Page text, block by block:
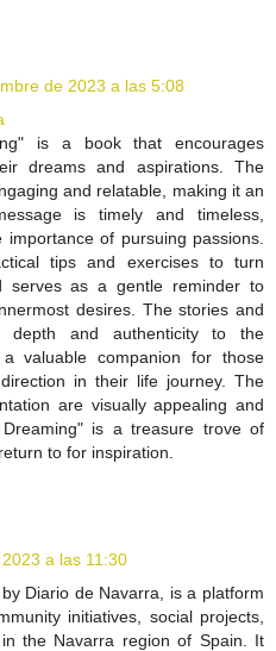
de 2023 a las 5:08
is a book that encourages
dreams and aspirations. The
and relatable, making it an
is timely and timeless,
of pursuing passions.
tips and exercises to turn
serves as a gentle reminder to
desires. The stories and
depth and authenticity to the
valuable companion for those
in their life journey. The
are visually appealing and
is a treasure trove of
to for inspiration.
a las 11:30
Diario de Navarra, is a platform
initiatives, social projects,
the Navarra region of Spain. It